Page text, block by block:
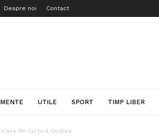
Despre noi Contact
UTILE SPORT TIMP LIBER
de Cultură Codlea